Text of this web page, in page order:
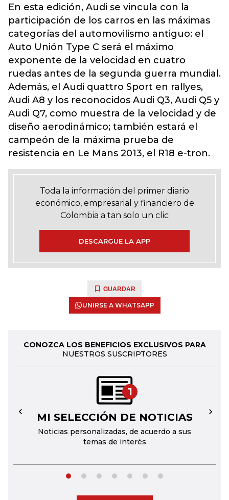
En esta edición, Audi se vincula con la
participación de los carros en las máximas
categorías del automovilismo antiguo: el
Auto Unión Type C será el máximo
exponente de la velocidad en cuatro
ruedas antes de la segunda guerra mundial.
Además, el Audi quattro Sport en rallyes,
Audi A8 y los reconocidos Audi Q3, Audi Q5 y
Audi Q7, como muestra de la velocidad y de
diseño aerodinámico; también estará el
campeón de la máxima prueba de
resistencia en Le Mans 2013, el R18 e-tron.
Toda la información del primer diario
económico, empresarial y financiero de
Colombia a tan solo un clic
DESCARGUE LA APP
GUARDAR
UNIRSE A WHATSAPP
CONOZCA LOS BENEFICIOS EXCLUSIVOS PARA
NUESTROS SUSCRIPTORES
1
MI SELECCIÓN DE NOTICIAS
Noticias personalizadas, de acuerdo a sus
temas de interés
← →